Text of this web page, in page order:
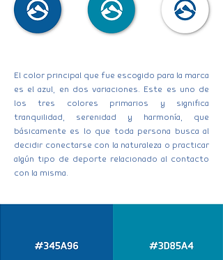
El color principal que fue escogido para la marca
es el azul, en dos variaciones. Este es uno de
los tres colores primarios y significa
tranquilidad, serenidad y harmonía, que
básicamente es lo que toda persona busca al
decidir conectarse con la naturaleza o practicar
algún tipo de deporte relacionado al contacto
con la misma.